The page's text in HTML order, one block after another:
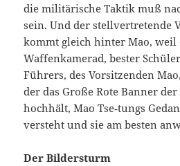
die militärische Taktik muß
sein. Und der stellvertretende
kommt gleich hinter Mao, weil
Waffenkamerad, bester
Führers, des Vorsitzenden
der das Große Rote Banner
hochhält, Mao Tse‑tungs
versteht und sie am besten
Der Bildersturm